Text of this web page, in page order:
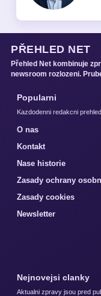
PŘEHLED NET
Přehled Net kombinuje
newsroom rozlozeni.
Popularni
Kazdodenni redakcni
O nas
Kontakt
Nase historie
Zasady ochrany
Zasady cookies
Newsletter
Nejnovejsi clanky
Aktualni zpravy jsou pred